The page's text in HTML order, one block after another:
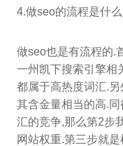
4.做seo的流程是什
做seo也是有流程的.
一州凯下搜索引擎相
都属于高热度词汇.
其含金量相当的高.
汇的竞争,那么第2步
网站权重.第三步就